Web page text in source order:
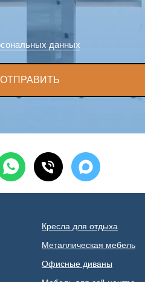
данных
ОТПРАВИТЬ
Кресла для отдыха
Металлическая мебель
Офисные диваны